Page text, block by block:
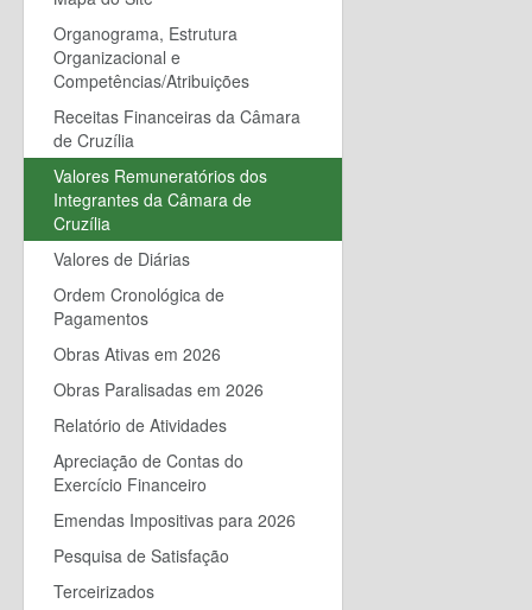
Organograma, Estrutura
Organizacional e
Competências/Atribuições
Receitas Financeiras da Câmara
de Cruzília
Valores Remuneratórios dos
Integrantes da Câmara de
Cruzília
Valores de Diárias
Ordem Cronológica de
Pagamentos
Obras Ativas em 2026
Obras Paralisadas em 2026
Relatório de Atividades
Apreciação de Contas do
Exercício Financeiro
Emendas Impositivas para 2026
Pesquisa de Satisfação
Terceirizados